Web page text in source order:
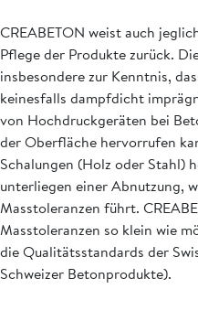
CREABETON weist auch
Pflege der Produkte zurück.
insbesondere zur Kenntnis,
keinesfalls dampfdicht
von Hochdruckgeräten bei
der Oberfläche hervorrufen
Schalungen (Holz oder Stahl)
unterliegen einer Abnutzung,
Masstoleranzen führt.
Masstoleranzen so klein wie
die Qualitätsstandards der
Schweizer Betonprodukte).